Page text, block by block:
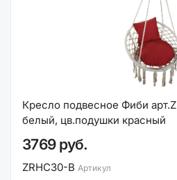
Кресло подвесное Фиби
белый, цв.подушки красный
3769 руб.
ZRHC30-B Артикул